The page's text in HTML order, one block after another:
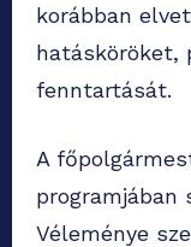
korábban
hatásköröket,
fenntartását.
A
programjában
Véleménye